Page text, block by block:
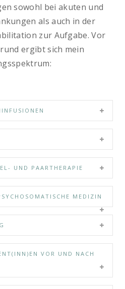
sowohl bei akuten und
als auch in der
zur Aufgabe. Vor
ergibt sich mein
UND PAARTHERAPIE
MEDIZIN
VOR UND NACH